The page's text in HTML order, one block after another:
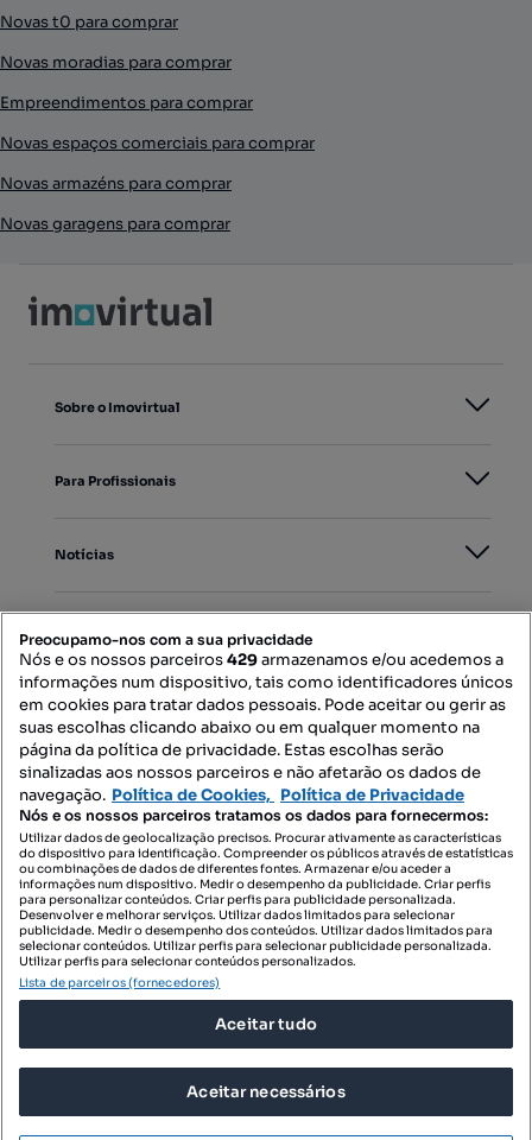
Novas t0 para comprar
Novas moradias para comprar
Empreendimentos para comprar
Novas espaços comerciais para comprar
Novas armazéns para comprar
Novas garagens para comprar
Sobre o Imovirtual
Para Profissionais
Notícias
Mapa do Site
Contacte-nos
SIGA-NOS:
DESCARREGAR NA:
© 2026 Imovirtual.com, OLX Portugal, S.A.
TERMOS DE UTILIZAÇÃO
Preocupamo-nos com a sua privacidade
Nós e os nossos parceiros429armazenamos e/ou acedemos a
informações num dispositivo, tais como identificadores únicos
em cookies para tratar dados pessoais. Pode aceitar ou gerir as
suas escolhas clicando abaixo ou em qualquer momento na
página da política de privacidade. Estas escolhas serão
sinalizadas aos nossos parceiros e não afetarão os dados de
navegação. Política de Cookies, Política de Privacidade
Nós e os nossos parceiros tratamos os dados para fornecermos:
Utilizar dados de geolocalização precisos. Procurar ativamente as características
do dispositivo para identificação. Compreender os públicos através de estatísticas
ou combinações de dados de diferentes fontes. Armazenar e/ou aceder a
informações num dispositivo. Medir o desempenho da publicidade. Criar perfis
para personalizar conteúdos. Criar perfis para publicidade personalizada.
Desenvolver e melhorar serviços. Utilizar dados limitados para selecionar
publicidade. Medir o desempenho dos conteúdos. Utilizar dados limitados para
selecionar conteúdos. Utilizar perfis para selecionar publicidade personalizada.
Utilizar perfis para selecionar conteúdos personalizados.
Lista de parceiros (fornecedores)
Aceitar tudo
Aceitar necessários